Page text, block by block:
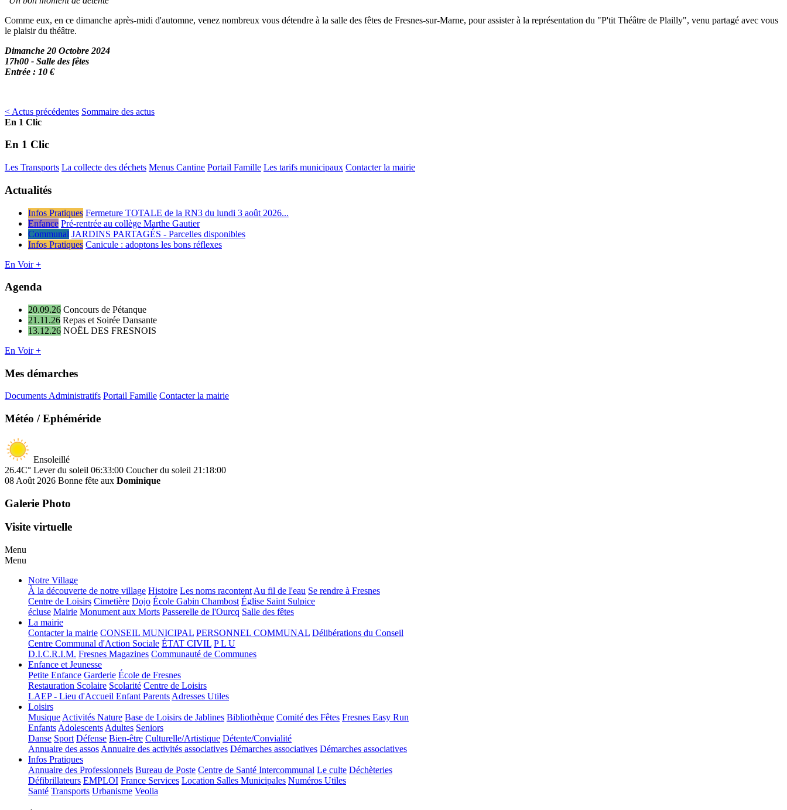
Comme eux, en ce dimanche après-midi d'automne, venez nombreux vous détendre à la salle des fêtes de Fresnes-sur-Marne, pour assister à la représentation du "P'tit Théâtre de Plailly", venu partagé avec vous
le plaisir du théâtre.
Dimanche 20 Octobre 2024
17h00 - Salle des fêtes
Entrée : 10 €
< Actus précédentes Sommaire des actus
En 1 Clic
En 1 Clic
Les Transports La collecte des déchets Menus Cantine Portail Famille Les tarifs municipaux Contacter la mairie
Actualités
Infos Pratiques Fermeture TOTALE de la RN3 du lundi 3 août 2026...
Enfance Pré-rentrée au collège Marthe Gautier
Communal JARDINS PARTAGÉS - Parcelles disponibles
Infos Pratiques Canicule : adoptons les bons réflexes
En Voir +
Agenda
20.09.26 Concours de Pétanque
21.11.26 Repas et Soirée Dansante
13.12.26 NOËL DES FRESNOIS
En Voir +
Mes démarches
Documents Administratifs Portail Famille Contacter la mairie
Météo / Ephéméride
Ensoleillé
26.4C° Lever du soleil 06:33:00 Coucher du soleil 21:18:00
08 Août 2026 Bonne fête aux Dominique
Galerie Photo
Visite virtuelle
Menu
Menu
Notre Village
À la découverte de notre village Histoire Les noms racontent Au fil de l'eau Se rendre à Fresnes
Centre de Loisirs Cimetière Dojo École Gabin Chambost Église Saint Sulpice
écluse Mairie Monument aux Morts Passerelle de l'Ourcq Salle des fêtes
La mairie
Contacter la mairie CONSEIL MUNICIPAL PERSONNEL COMMUNAL Délibérations du Conseil
Centre Communal d'Action Sociale ÉTAT CIVIL P L U
D.I.C.R.I.M. Fresnes Magazines Communauté de Communes
Enfance et Jeunesse
Petite Enfance Garderie École de Fresnes
Restauration Scolaire Scolarité Centre de Loisirs
LAEP - Lieu d'Accueil Enfant Parents Adresses Utiles
Loisirs
Musique Activités Nature Base de Loisirs de Jablines Bibliothèque Comité des Fêtes Fresnes Easy Run
Enfants Adolescents Adultes Seniors
Danse Sport Défense Bien-être Culturelle/Artistique Détente/Convialité
Annuaire des assos Annuaire des activités associatives Démarches associatives Démarches associatives
Infos Pratiques
Annuaire des Professionnels Bureau de Poste Centre de Santé Intercommunal Le culte Déchèteries
Défibrillateurs EMPLOI France Services Location Salles Municipales Numéros Utiles
Santé Transports Urbanisme Veolia